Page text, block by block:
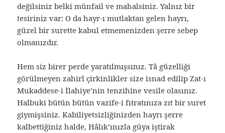
değilsiniz belki münfail ve mahalsiniz. Yalnız bir
tesiriniz var: O da hayr-ı mutlaktan gelen hayrı,
güzel bir surette kabul etmemenizden şerre sebep
olmanızdır.
Hem siz birer perde yaratılmışsınız. Tâ güzelliği
görülmeyen zahirî çirkinlikler size isnad edilip Zat-ı
Mukaddese-i İlahiye’nin tenzihine vesile olasınız.
Halbuki bütün bütün vazife-i fıtratınıza zıt bir suret
giymişsiniz. Kabiliyetsizliğinizden hayrı şerre
kalbettiğiniz halde, Hâlık’ınızla güya iştirak